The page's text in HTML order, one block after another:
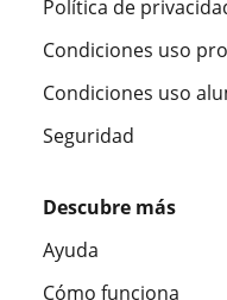
Política de
Condiciones uso
Condiciones uso
Seguridad
Descubre más
Ayuda
Cómo funciona